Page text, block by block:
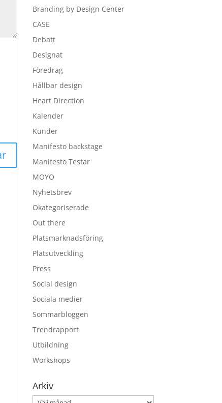
Branding by Design Center
CASE
Debatt
Designat
Föredrag
Hållbar design
Heart Direction
Kalender
Kunder
Manifesto backstage
Manifesto Testar
MOYO
Nyhetsbrev
Okategoriserade
Out there
Platsmarknadsföring
Platsutveckling
Press
Social design
Sociala medier
Sommarbloggen
Trendrapport
Utbildning
Workshops
Arkiv
Arkiv